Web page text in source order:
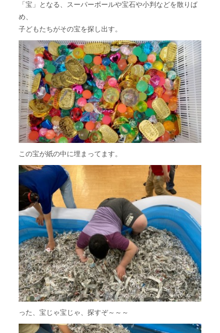
「宝」となる、スーパーボールや宝石や小判などを散りば
め、
子どもたちがその宝を探し出す。
この宝が紙の中に埋まってます。
った、宝じゃ宝じゃ、探すぞ～～～